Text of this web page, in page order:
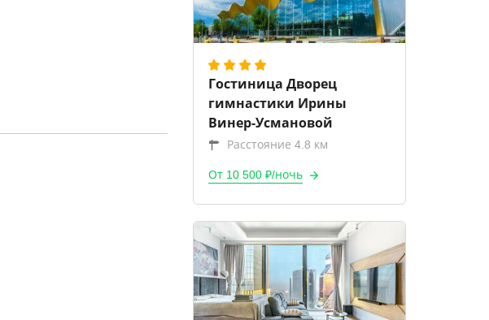
Гостиница Дворец
гимнастики Ирины
Винер-Усмановой
Расстояние 4.8 км
От 10 500 ₽/ночь